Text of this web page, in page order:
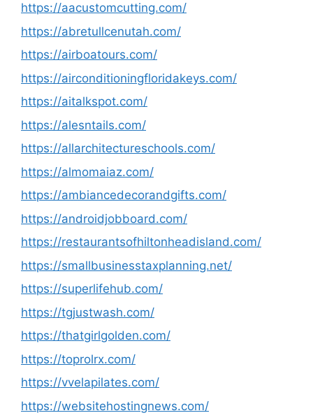
https://aacustomcutting.com/
https://abretullcenutah.com/
https://airboatours.com/
https://airconditioningfloridakeys.com/
https://aitalkspot.com/
https://alesntails.com/
https://allarchitectureschools.com/
https://almomaiaz.com/
https://ambiancedecorandgifts.com/
https://androidjobboard.com/
https://restaurantsofhiltonheadisland.com/
https://smallbusinesstaxplanning.net/
https://superlifehub.com/
https://tgjustwash.com/
https://thatgirlgolden.com/
https://toprolrx.com/
https://vvelapilates.com/
https://websitehostingnews.com/